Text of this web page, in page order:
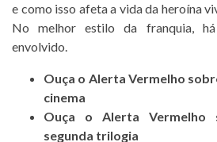
e como isso afeta a vida da heroína
No melhor estilo da franquia,
envolvido.
Ouça o Alerta Vermelho
cinema
Ouça o Alerta Vermelho
segunda trilogia